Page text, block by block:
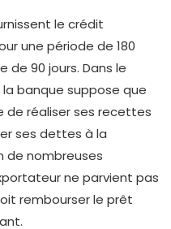
le crédit
une période de 180
de 90 jours. Dans le
banque suppose que
de réaliser ses recettes
ses dettes à la
de nombreuses
ne parvient pas
rembourser le prêt